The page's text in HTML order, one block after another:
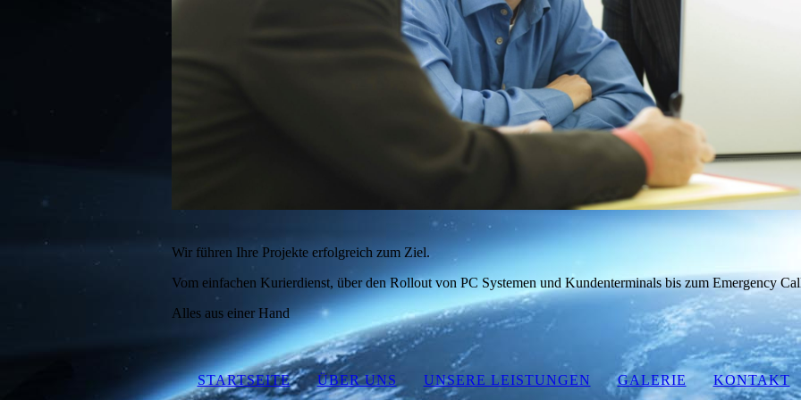
Wir führen Ihre Projekte erfolgreich zum Ziel.
Vom einfachen Kurierdienst, über den Rollout von PC Systemen und Kundenterminals bis zum Emergency
Alles aus einer Hand
STARTSEITE ÜBER UNS UNSERE LEISTUNGEN GALERIE KONTAKT